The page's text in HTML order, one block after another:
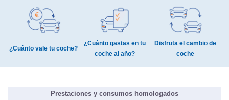
¿Cuánto vale tu coche?
¿Cuánto gastas en tu
coche al año?
Disfruta el cambio de
coche
Prestaciones y consumos homologados